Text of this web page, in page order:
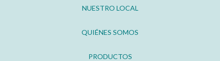
NUESTRO LOCAL
QUIÉNES SOMOS
PRODUCTOS